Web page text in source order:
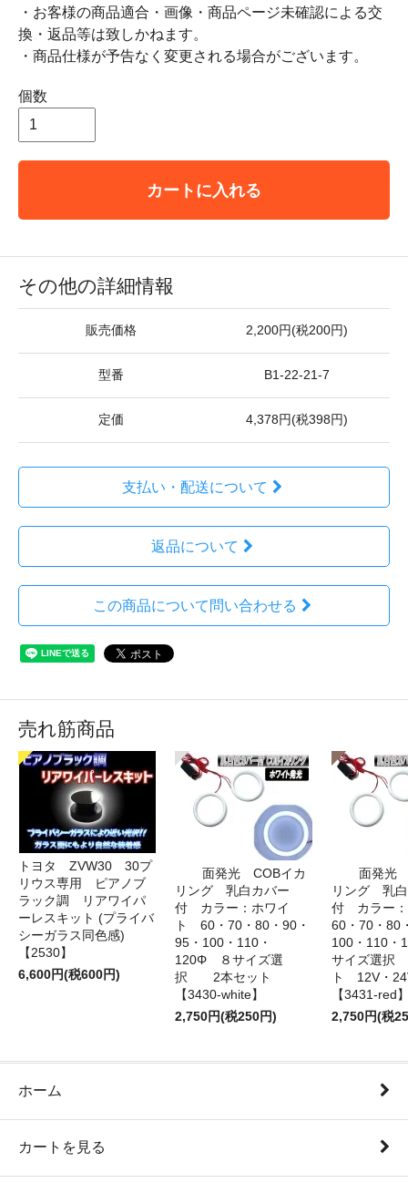
・お客様の商品適合・画像・商品ページ未確認による交
換・返品等は致しかねます。
・商品仕様が予告なく変更される場合がございます。
個数
カートに入れる
その他の詳細情報
販売価格 2,200円(税200円)
型番 B1-22-21-7
定価 4,378円(税398円)
支払い・配送について
返品について
この商品について問い合わせる
売れ筋商品
トヨタ ZVW30 30プ
リウス専用 ピアノブ
ラック調 リアワイパ
ーレスキット (プライバ
シーガラス同色感)
【2530】
6,600円(税600円)
面発光 COBイカ
リング 乳白カバー
付 カラー：ホワイ
ト 60・70・80・90・
95・100・110・
120Φ ８サイズ選
択 2本セット
【3430-white】
2,750円(税250円)
面発光
リング 乳
付 カラー
60・70・80
100・110
サイズ選
ト 12V・
【3431-red
2,750円(税
ホーム
カートを見る